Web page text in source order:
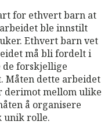
for ethvert barn at
ble innstilt
Ethvert barn vet
må bli fordelt i
de forskjellige
Måten dette arbeidet
derimot mellom ulike
å organisere
unik rolle.